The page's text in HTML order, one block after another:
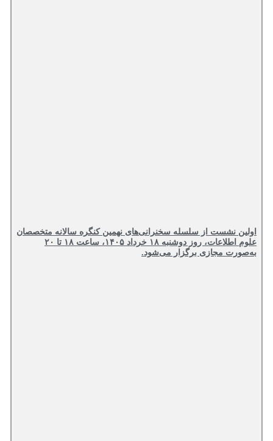
اولین نشست از سلسله سخنرانی‌های نهمین کنگره سالانه متخصصان
علوم اطلاعات، روز دوشنبه ۱۸ خرداد ۱۴۰۵، ساعت ۱۸ تا ۲۰
به‌صورت مجازی برگزار می‌شود.